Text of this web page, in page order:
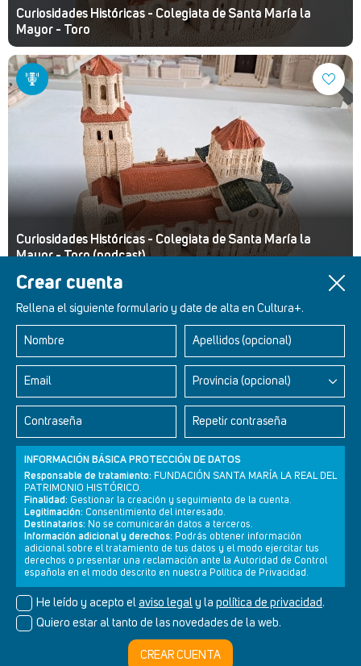
Crear cuenta
Rellena el siguiente formulario y date de alta en Cultura+.
Nombre Apellidos (opcional)
Email Provincia (opcional)
Contraseña Repetir contraseña
INFORMACIÓN BÁSICA PROTECCIÓN DE DATOS
Responsable de tratamiento: FUNDACIÓN SANTA MARÍA LA REAL DEL
PATRIMONIO HISTÓRICO.
Finalidad: Gestionar la creación y seguimiento de la cuenta.
Legitimación: Consentimiento del interesado.
Destinatarios: No se comunicarán datos a terceros.
Información adicional y derechos: Podrás obtener información
adicional sobre el tratamiento de tus datos y el modo ejercitar tus
derechos o presentar una reclamación ante la Autoridad de Control
española en el modo descrito en nuestra Política de Privacidad.
He leído y acepto el aviso legal y la política de privacidad.
Quiero estar al tanto de las novedades de la web.
CREAR CUENTA
Curiosidades Históricas - Colegiata de Santa María la
Mayor - Toro
Curiosidades Históricas - Colegiata de Santa María la
Mayor - Toro (podcast)
Retablos Renacentistas Este de León
Newsletter Aviso legal Política de privacidad Política de cookies
© Cultura+ 2026. Todos los derechos reservados